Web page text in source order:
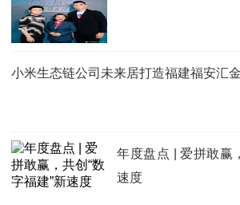
小米生态链公司未来居打造福建福安汇
年度盘点 | 爱拼敢赢
速度